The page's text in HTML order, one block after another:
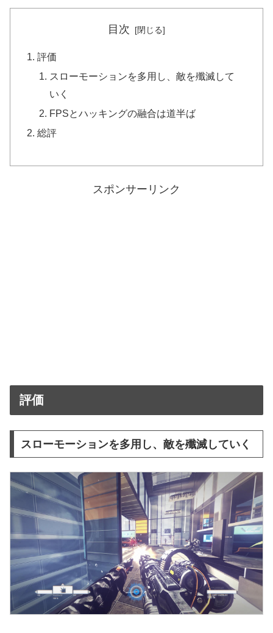
目次
評価
スローモーションを多用し、敵を殲滅して
いく
FPSとハッキングの融合は道半ば
総評
スポンサーリンク
評価
スローモーションを多用し、敵を殲滅していく